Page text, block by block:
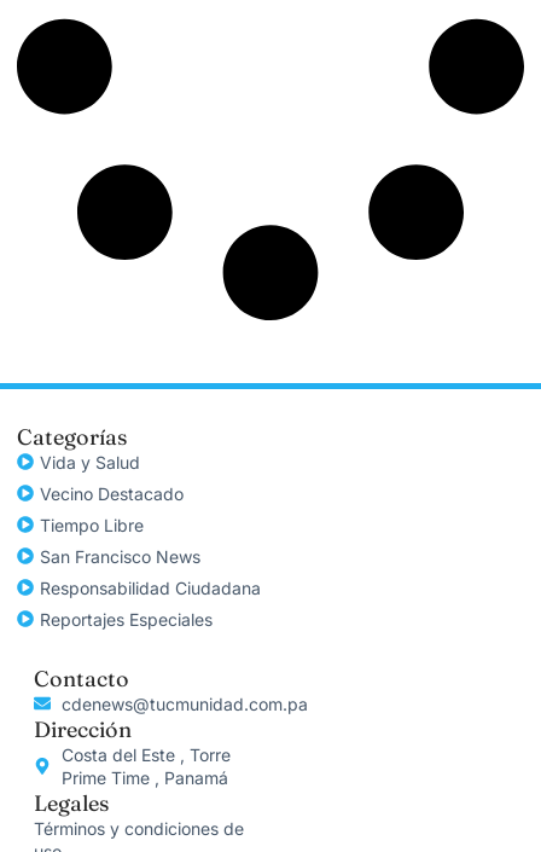
Categorías
Vida y Salud
Vecino Destacado
Tiempo Libre
San Francisco News
Responsabilidad Ciudadana
Reportajes Especiales
Contacto
cdenews@tucmunidad.com.pa
Dirección
Costa del Este , Torre
Prime Time , Panamá
Legales
Términos y condiciones de